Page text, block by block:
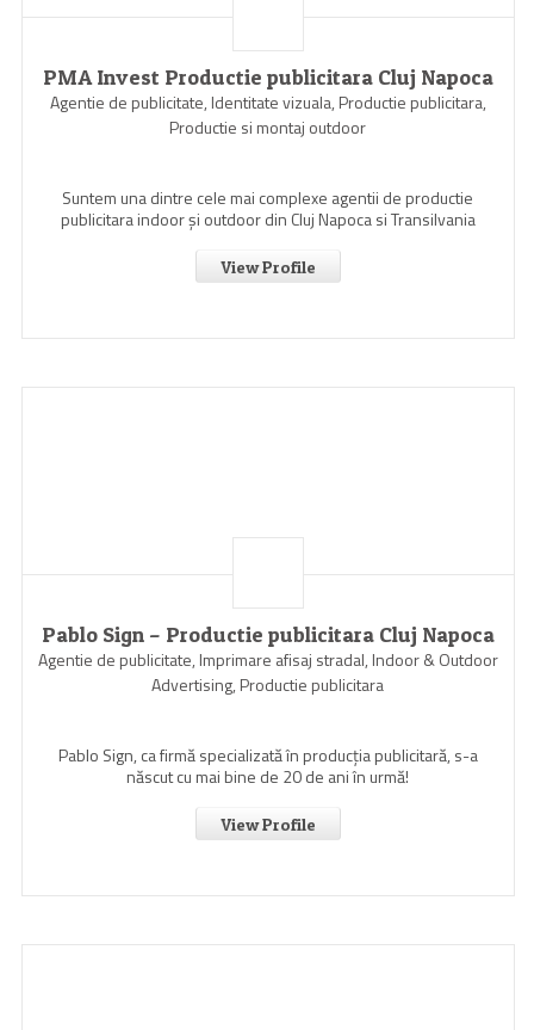
PMA Invest Productie publicitara Cluj Napoca
Agentie de publicitate, Identitate vizuala, Productie publicitara,
Productie si montaj outdoor
Suntem una dintre cele mai complexe agentii de productie
publicitara indoor şi outdoor din Cluj Napoca si Transilvania
View Profile
Pablo Sign – Productie publicitara Cluj Napoca
Agentie de publicitate, Imprimare afisaj stradal, Indoor & Outdoor
Advertising, Productie publicitara
Pablo Sign, ca firmă specializată în producția publicitară, s-a
născut cu mai bine de 20 de ani în urmă!
View Profile